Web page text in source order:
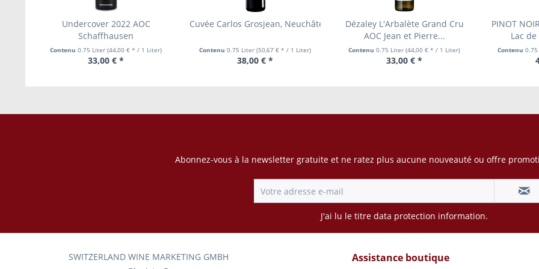
Undercover 2022 AOC
Schaffhausen
Contenu 0.75 Liter (44,00 € * / 1 Liter)
33,00 € *
Cuvée Carlos Grosjean, Neuchâtel AOC, Auvernier
Contenu 0.75 Liter (50,67 € * / 1 Liter)
38,00 € *
Dézaley L'Arbalète Grand Cru
AOC Jean et Pierre...
Contenu 0.75 Liter (44,00 € * / 1 Liter)
33,00 € *
PINOT
Lac
Contenu
SWITZERLAND WINE MARKETING GMBH
Assistance boutique
Abonnez-vous à la newsletter gratuite et ne ratez plus aucune nouveauté ou offre
J'ai lu le titre data protection information.